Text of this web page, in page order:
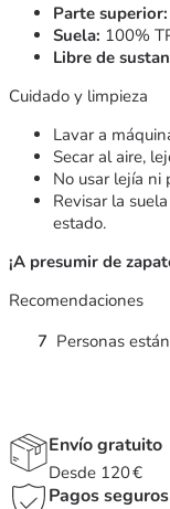
Parte superior:
Suela: 100%
Libre de
Cuidado y limpieza
Lavar a
Secar al aire,
No usar lejía ni
Revisar la
estado.
¡A presumir de
Recomendaciones
7 Personas
Envío gratuito
Desde 120 €
Pagos seguros